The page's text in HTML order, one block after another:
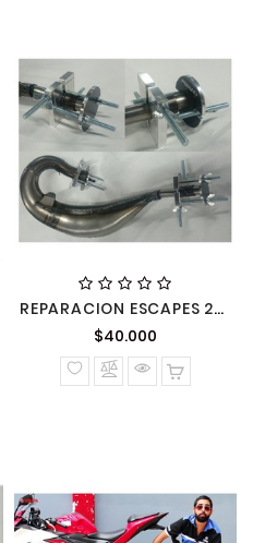
REPARACION ESCAPES 2T MANO OBRA POR HORA
$40.000
normal